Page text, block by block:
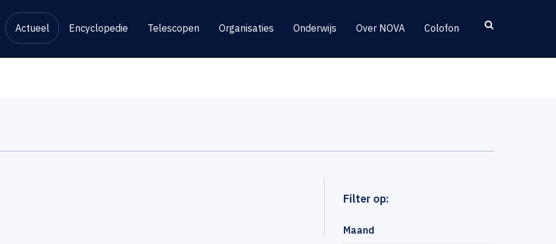
Actueel Encyclopedie Telescopen Organisaties Onderwijs Over NOVA Colofon
Filter op:
Maand